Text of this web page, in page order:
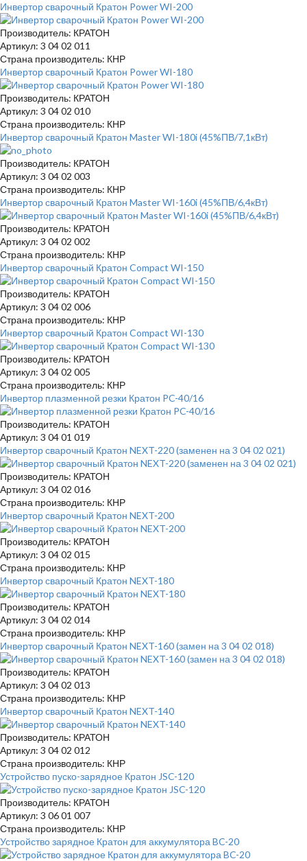
Инвертор сварочный Кратон Power WI-200
Производитель: КРАТОН
Артикул: 3 04 02 011
Страна производитель: КНР
Инвертор сварочный Кратон Power WI-180
Производитель: КРАТОН
Артикул: 3 04 02 010
Страна производитель: КНР
Инвертор сварочный Кратон Master WI-180i (45%ПВ/7,1кВт)
Производитель: КРАТОН
Артикул: 3 04 02 003
Страна производитель: КНР
Инвертор сварочный Кратон Master WI-160i (45%ПВ/6,4кВт)
Производитель: КРАТОН
Артикул: 3 04 02 002
Страна производитель: КНР
Инвертор сварочный Кратон Compact WI-150
Производитель: КРАТОН
Артикул: 3 04 02 006
Страна производитель: КНР
Инвертор сварочный Кратон Compact WI-130
Производитель: КРАТОН
Артикул: 3 04 02 005
Страна производитель: КНР
Инвертор плазменной резки Кратон PC-40/16
Производитель: КРАТОН
Артикул: 3 04 01 019
Инвертор сварочный Кратон NEXT-220 (заменен на 3 04 02 021)
Производитель: КРАТОН
Артикул: 3 04 02 016
Страна производитель: КНР
Инвертор сварочный Кратон NEXT-200
Производитель: КРАТОН
Артикул: 3 04 02 015
Страна производитель: КНР
Инвертор сварочный Кратон NEXT-180
Производитель: КРАТОН
Артикул: 3 04 02 014
Страна производитель: КНР
Инвертор сварочный Кратон NEXT-160 (замен на 3 04 02 018)
Производитель: КРАТОН
Артикул: 3 04 02 013
Страна производитель: КНР
Инвертор сварочный Кратон NEXT-140
Производитель: КРАТОН
Артикул: 3 04 02 012
Страна производитель: КНР
Устройство пуско-зарядное Кратон JSC-120
Производитель: КРАТОН
Артикул: 3 06 01 007
Страна производитель: КНР
Устройство зарядное Кратон для аккумулятора BC-20